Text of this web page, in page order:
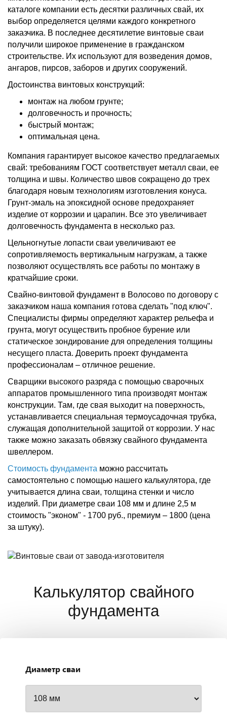
каталоге компании есть десятки различных свай, их
выбор определяется целями каждого конкретного
заказчика. В последнее десятилетие винтовые сваи
получили широкое применение в гражданском
строительстве. Их используют для возведения домов,
ангаров, пирсов, заборов и других сооружений.
Достоинства винтовых конструкций:
монтаж на любом грунте;
долговечность и прочность;
быстрый монтаж;
оптимальная цена.
Компания гарантирует высокое качество предлагаемых
свай: требованиям ГОСТ соответствует металл сваи, ее
толщина и швы. Количество швов сокращено до трех
благодаря новым технологиям изготовления конуса.
Грунт-эмаль на эпоксидной основе предохраняет
изделие от коррозии и царапин. Все это увеличивает
долговечность фундамента в несколько раз.
Цельногнутые лопасти сваи увеличивают ее
сопротивляемость вертикальным нагрузкам, а также
позволяют осуществлять все работы по монтажу в
кратчайшие сроки.
Свайно-винтовой фундамент в Волосово по договору с
заказчиком наша компания готова сделать "под ключ".
Специалисты фирмы определяют характер рельефа и
грунта, могут осуществить пробное бурение или
статическое зондирование для определения толщины
несущего пласта. Доверить проект фундамента
профессионалам – отличное решение.
Сварщики высокого разряда с помощью сварочных
аппаратов промышленного типа производят монтаж
конструкции. Там, где свая выходит на поверхность,
устанавливается специальная термоусадочная трубка,
служащая дополнительной защитой от коррозии. У нас
также можно заказать обвязку свайного фундамента
швеллером.
Стоимость фундамента можно рассчитать
самостоятельно с помощью нашего калькулятора, где
учитывается длина сваи, толщина стенки и число
изделий. При диаметре сваи 108 мм и длине 2,5 м
стоимость "эконом" - 1700 руб., премиум – 1800 (цена
за штуку).
Калькулятор свайного
фундамента
Диаметр сваи